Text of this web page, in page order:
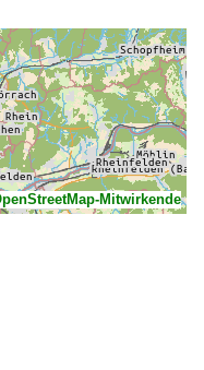
Mitwirkende